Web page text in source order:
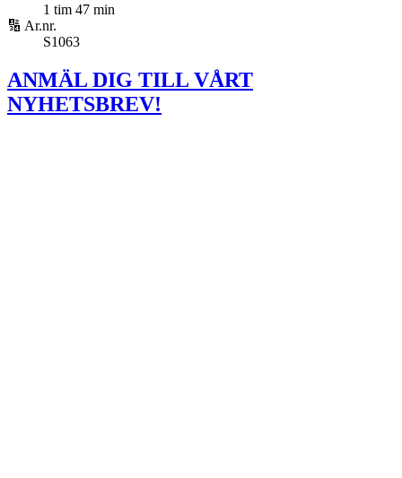
1 tim 47 min
🔢 Ar.nr.
S1063
ANMÄL DIG TILL VÅRT
NYHETSBREV!